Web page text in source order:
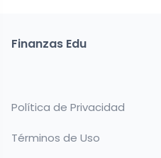
Finanzas Edu
Política de Privacidad
Términos de Uso